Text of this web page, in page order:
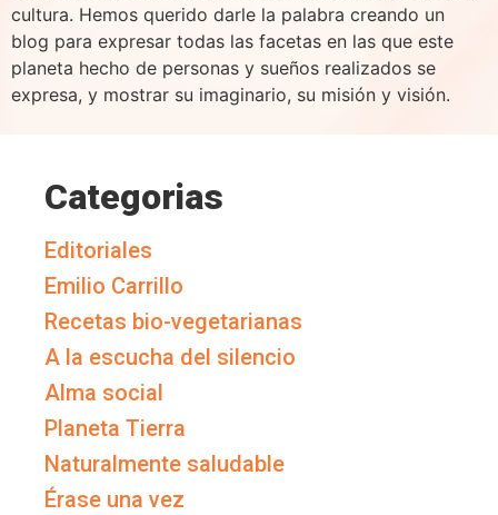
cultura. Hemos querido darle la palabra creando un
blog para expresar todas las facetas en las que este
planeta hecho de personas y sueños realizados se
expresa, y mostrar su imaginario, su misión y visión.
Categorias
Editoriales
Emilio Carrillo
Recetas bio-vegetarianas
A la escucha del silencio
Alma social
Planeta Tierra
Naturalmente saludable
Érase una vez